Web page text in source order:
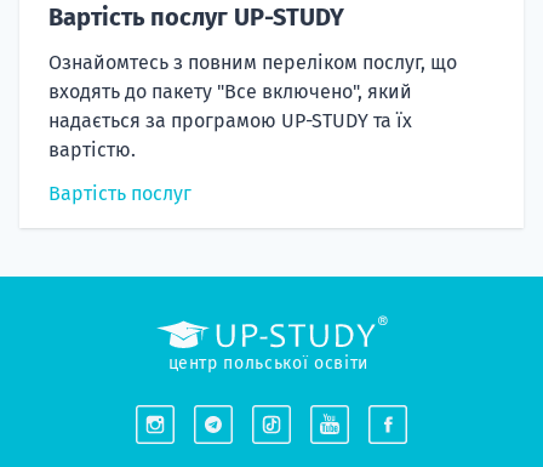
Вартість послуг UP-STUDY
Ознайомтесь з повним переліком послуг, що
входять до пакету "Все включено", який
надається за програмою UP-STUDY та їх
вартістю.
Вартість послуг
центр польської освіти